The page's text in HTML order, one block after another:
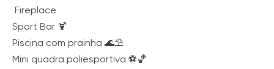
Fireplace
Sport Bar 🍹
Piscina com prainha 🌊⛱
Mini quadra poliesportiva ⚽🏀